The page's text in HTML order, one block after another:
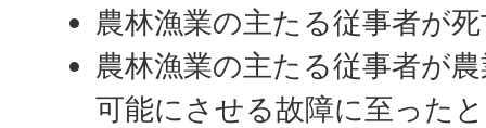
農林漁業の主たる従事者が
農林漁業の主たる従事者が
可能にさせる故障に至った